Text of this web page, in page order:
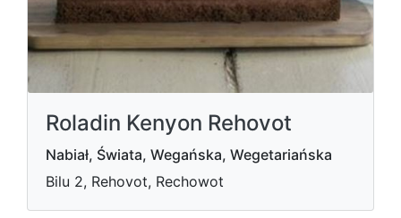
Roladin Kenyon Rehovot
Nabiał, Świata, Wegańska, Wegetariańska
Bilu 2, Rehovot, Rechowot